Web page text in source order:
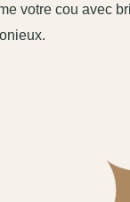
votre cou avec